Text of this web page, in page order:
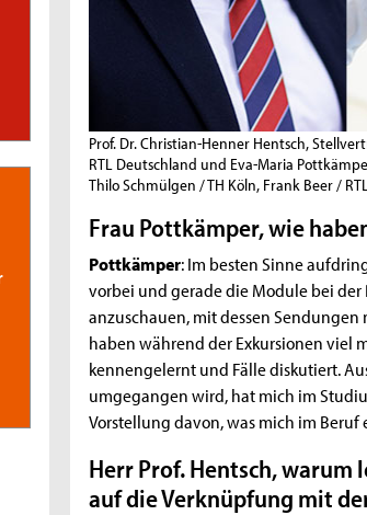
Prof. Dr. Christian-Henner Hentsch,
RTL Deutschland und Eva-Maria
Thilo Schmülgen / TH Köln, Frank Beer /
Frau Pottkämper, wie
Pottkämper: Im besten Sinne
vorbei und gerade die Module bei
anzuschauen, mit dessen Sendungen
haben während der Exkursionen viel
kennengelernt und Fälle diskutiert.
umgegangen wird, hat mich im
Vorstellung davon, was mich im
Herr Prof. Hentsch,
auf die Verknüpfung mit